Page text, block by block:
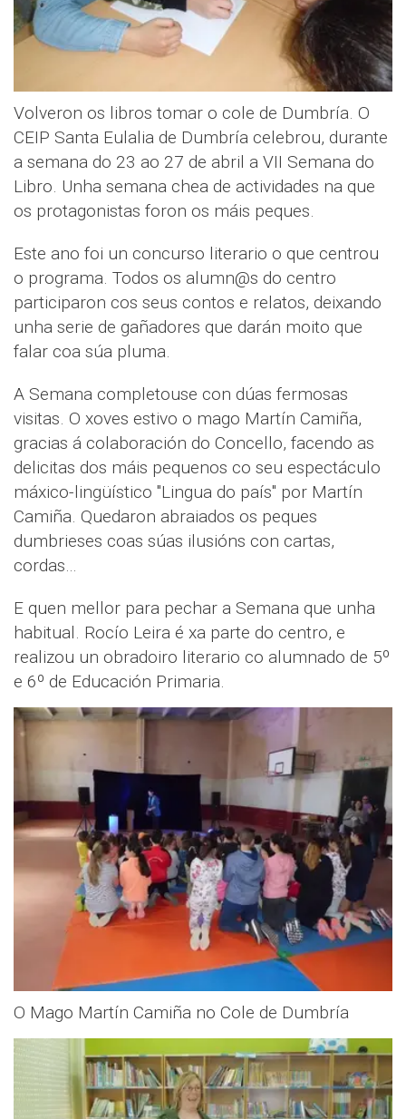
Volveron os libros tomar o cole de Dumbría. O
CEIP Santa Eulalia de Dumbría celebrou, durante
a semana do 23 ao 27 de abril a VII Semana do
Libro. Unha semana chea de actividades na que
os protagonistas foron os máis peques.
Este ano foi un concurso literario o que centrou
o programa. Todos os alumn@s do centro
participaron cos seus contos e relatos, deixando
unha serie de gañadores que darán moito que
falar coa súa pluma.
A Semana completouse con dúas fermosas
visitas. O xoves estivo o mago Martín Camiña,
gracias á colaboración do Concello, facendo as
delicitas dos máis pequenos co seu espectáculo
máxico-lingüístico "Lingua do país" por Martín
Camiña. Quedaron abraiados os peques
dumbrieses coas súas ilusións con cartas,
cordas…
E quen mellor para pechar a Semana que unha
habitual. Rocío Leira é xa parte do centro, e
realizou un obradoiro literario co alumnado de 5º
e 6º de Educación Primaria.
O Mago Martín Camiña no Cole de Dumbría